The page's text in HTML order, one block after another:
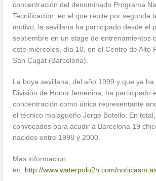
concentración del denominado Programa
Tecnificación, en el que repite por segunda
motivo, la sevillana ha participado desde el
septiembre en un stage de entrenamientos
este miércoles, día 10, en el Centro de Alto
San Cugat (Barcelona).
La boya sevillana, del año 1999 y que ya
División de Honor femenina, ha participado
concentración como única representante
el técnico malagueño Jorge Botello. En
convocados para acudir a Barcelona 19
nacidos entre 1998 y 2000.
Mas informacion
en: http://www.waterpolo2h.com/